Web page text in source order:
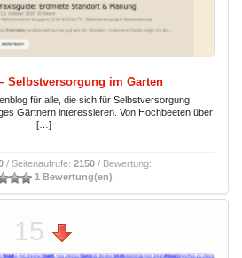
Selbstversorgung im Garten
für alle, die sich für Selbstversorgung,
Gärtnern interessieren. Von Hochbeeten über
[…]
/ Seitenaufrufe: 2150 / Bewertung:
1 Bewertung(en)
15